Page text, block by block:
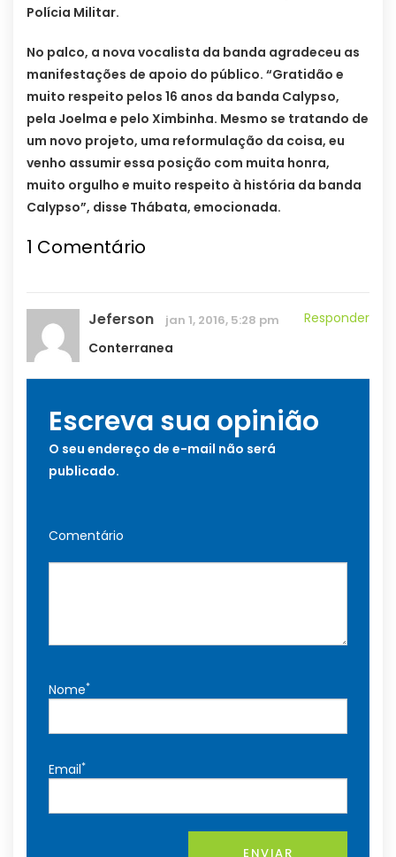
Polícia Militar.
No palco, a nova vocalista da banda agradeceu as
manifestações de apoio do público. “Gratidão e
muito respeito pelos 16 anos da banda Calypso,
pela Joelma e pelo Ximbinha. Mesmo se tratando de
um novo projeto, uma reformulação da coisa, eu
venho assumir essa posição com muita honra,
muito orgulho e muito respeito à história da banda
Calypso”, disse Thábata, emocionada.
1 Comentário
Jeferson jan 1, 2016, 5:28 pm
Responder
Conterranea
Escreva sua opinião
O seu endereço de e-mail não será
publicado.
Comentário
Nome*
Email*
ENVIAR